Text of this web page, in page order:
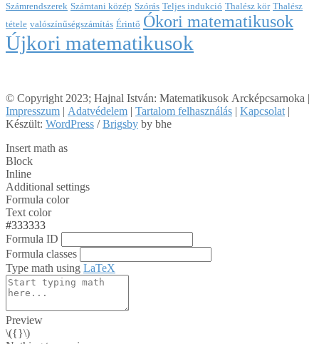
Számrendszerek Számtani közép Szórás Teljes indukció Thalész kör Thalész
tétele valószínűségszámítás Érintő Ókori matematikusok
Újkori matematikusok
© Copyright 2023; Hajnal István: Matematikusok Arcképcsarnoka |
Impresszum | Adatvédelem | Tartalom felhasználás | Kapcsolat |
Készült: WordPress /Brigsby by bhe
Insert math as
Block
Inline
Additional settings
Formula color
Text color
#333333
Formula ID
Formula classes
Type math using LaTeX
Preview
\({}\)